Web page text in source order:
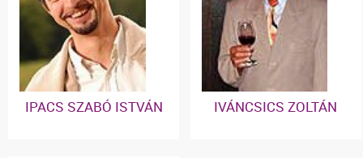
IPACS SZABÓ ISTVÁN IVÁNCSICS ZOLTÁN